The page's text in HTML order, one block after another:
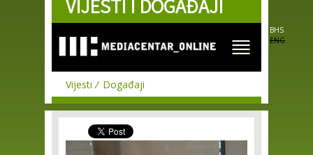
Skip to
main
VIJESTI I DOGAĐAJI
BHS
ENG
Vijesti Događaji